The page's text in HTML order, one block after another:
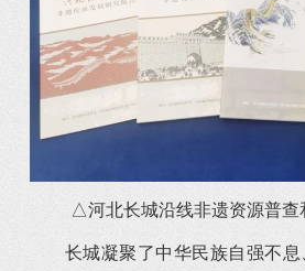
△河北长城沿线非遗资源普查
长城凝聚了中华民族自强不